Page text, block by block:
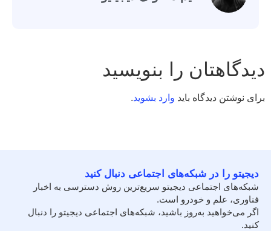
دیدگاهتان را بنویسید
برای نوشتن دیدگاه باید وارد بشوید.
دیجیتو را در شبکه‌های اجتماعی دنبال کنید
شبکه‌های اجتماعی دیجیتو سریع‌ترین روش دسترسی به اخبار
فناوری، علم و خودرو است.
اگر می‌خواهید به‌روز باشید، شبکه‌های اجتماعی دیجیتو را دنبال
کنید.